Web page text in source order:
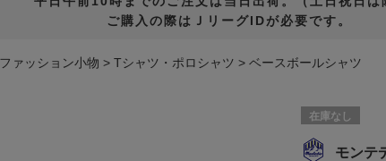
ご購入の際はＪリーグIDが必要です。
ァッション小物 Tシャツ・ポロシャツ ベースボールシャツ
在庫なし
モンテ